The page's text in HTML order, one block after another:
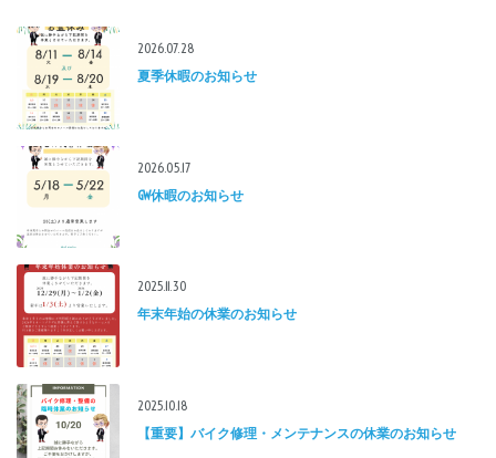
2026.07.28
夏季休暇のお知らせ
2026.05.17
GW休暇のお知らせ
2025.11.30
年末年始の休業のお知らせ
2025.10.18
【重要】バイク修理・メンテナンスの休業のお知らせ